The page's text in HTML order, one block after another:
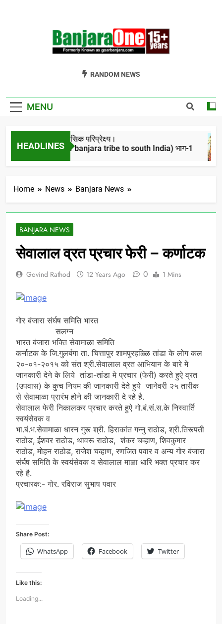
Welcome To
GoarBanjara.com
RANDOM NEWS
MENU
HEADLINES
बंजारो का ऐतिहासिक परिप्रेक्ष्य।
(Migration of banjara tribe to south India) भाग-1
4 Years Ago
Home News Banjara News
BANJARA NEWS
सेवालाल व्रत प्रचार फेरी – कर्णाटक
Govind Rathod 12 Years Ago 0 1 Mins
गोर बंजारा संर्घष समिति भारत
सलग्न
भारत बंजारा भक्ति सेवामाळा समिति
कर्नाटक के जि.गुलर्बगा ता. चित्तापुर शामपुरहळ्ळि तांडा के लोग कल
२०-०१-२०१५ को संत श्री.सेवालाल व्रत आभियान के बारे मे
जानकारी देने के लिये तांडा-तांडा मे प्रचार (फेरी) करते हुऐ व्रत
(उपवास) के कुच नियम की जानकारी देते हुये जानेवरी २५ तारीक
से सेवामाळा प्रारंभ होने की जानकारी दे रहे है.
सेवालाल फेरी निकालकर प्रचार करते हुऐ गो.बं.सं.स.के निस्वार्ति
स्वयंसेवक व
भा.बं.भ.सेवामाळा धारन गुरू श्री. हिराकांत गन्नु राठोड, श्री.तिरूपती
राठोड, ईशवर राठोड, थावरू राठोड, शंकर चव्हाण, शिवकुमार
राठोड, मोहन राठोड, राजेश चव्हाण, रणजित पवार व अन्य गोर बंजारा
संर्घष समिति के स्वयंसेवक व सेवालाल माळा धारि भक्त प्रचार कर
रहे है.
प्रचारक:- गोर. रविराज सुभाष पवार
Share Post:
WhatsApp Facebook Twitter
Like this:
Loading...